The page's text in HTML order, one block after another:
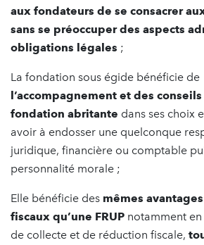
aux fondateurs de se consacrer
sans se préoccuper des aspects
obligations légales ;
La fondation sous égide bénéficie de
l’accompagnement et des
fondation abritante dans ses choix
avoir à endosser une quelconque
juridique, financière ou comptable
personnalité morale ;
Elle bénéficie des mêmes
fiscaux qu’une FRUP notamment
de collecte et de réduction fiscale,